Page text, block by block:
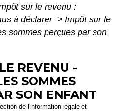
sur le revenu :
à déclarer > Impôt sur le
sommes perçues par son
REVENU -
SOMMES
SON ENFANT
de l'information légale et